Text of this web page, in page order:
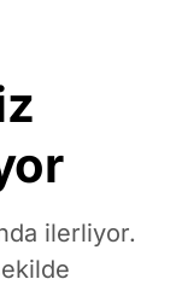
ilerliyor.